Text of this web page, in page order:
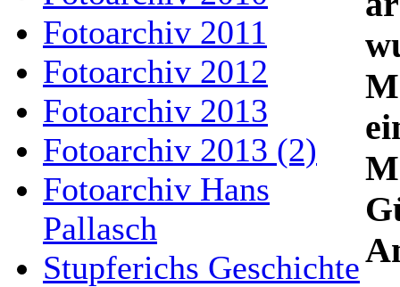
Fotoarchiv 2011
Fotoarchiv 2012
Fotoarchiv 2013
Fotoarchiv 2013 (2)
Fotoarchiv Hans
Pallasch
Stupferichs Geschichte